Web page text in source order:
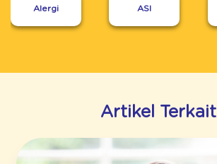
Alergi ASI
Artikel Terkait